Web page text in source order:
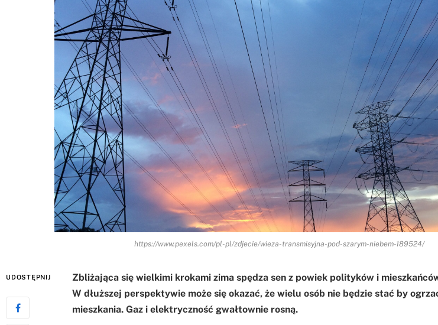
https://www.pexels.com/pl-pl/zdjecie/wieza-transmisyjna-pod-szarym-niebem-189524/
UDOSTĘPNIJ
Zbliżająca się wielkimi krokami zima spędza sen z powiek polityków i
W dłuższej perspektywie może się okazać, że wielu osób nie będzie stać by
mieszkania. Gaz i elektryczność gwałtownie rosną.